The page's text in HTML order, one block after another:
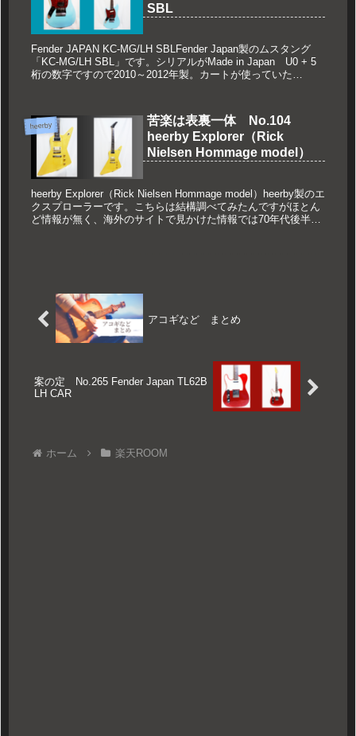
SBL
Fender JAPAN KC-MG/LH SBLFender Japan製のムスタング
「KC-MG/LH SBL」です。シリアルがMade in Japan U0 + 5
桁の数字ですので2010～2012年製。カートが使っていた
heerby
苦楽は表裏一体 No.104
heerby Explorer（Rick
Nielsen Hommage model）
heerby Explorer（Rick Nielsen Hommage model）heerby製のエ
クスプローラーです。こちらは結構調べてみたんですがほとん
ど情報が無く、海外のサイトで見かけた情報では70年代後半の
アコギなど まとめ
案の定 No.265 Fender Japan TL62B
LH CAR
ホーム 楽天ROOM